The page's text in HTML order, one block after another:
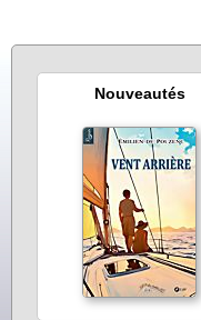
Nouveautés